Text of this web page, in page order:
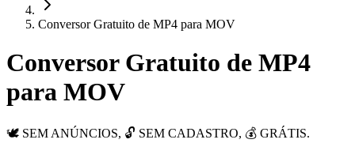
Conversor Gratuito de MP4 para MOV
Conversor Gratuito de MP4
para MOV
🕊️ SEM ANÚNCIOS, 🔓 SEM CADASTRO, 💰 GRÁTIS.